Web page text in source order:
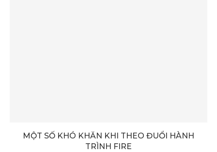
MỘT SỐ KHÓ KHĂN KHI THEO ĐUỔI HÀNH
TRÌNH FIRE